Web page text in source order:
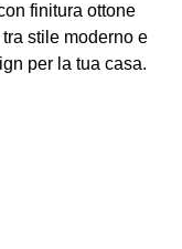
finitura ottone
stile moderno e
per la tua casa.